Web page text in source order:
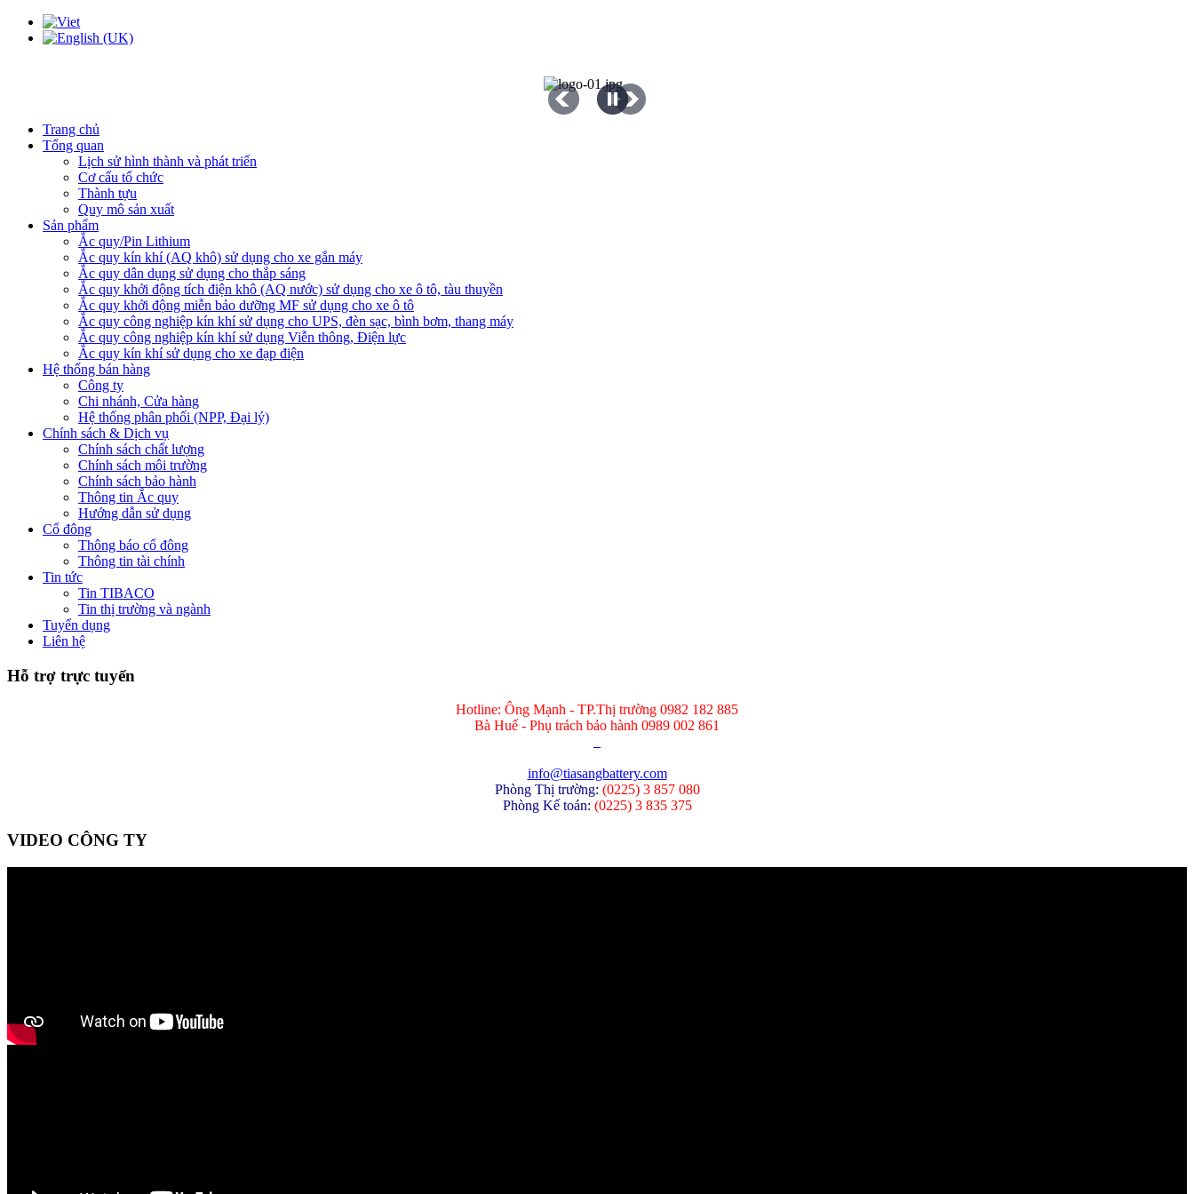
Trang chủ
Tổng quan
Lịch sử hình thành và phát triển
Cơ cấu tổ chức
Thành tựu
Quy mô sản xuất
Sản phẩm
Ắc quy/Pin Lithium
Ắc quy kín khí (AQ khô) sử dụng cho xe gắn máy
Ắc quy dân dụng sử dụng cho thắp sáng
Ắc quy khởi động tích điện khô (AQ nước) sử dụng cho xe ô tô, tàu thuyền
Ắc quy khởi động miễn bảo dưỡng MF sử dụng cho xe ô tô
Ắc quy công nghiệp kín khí sử dụng cho UPS, đèn sạc, bình bơm, thang máy
Ắc quy công nghiệp kín khí sử dụng Viễn thông, Điện lực
Ắc quy kín khí sử dụng cho xe đạp điện
Hệ thống bán hàng
Công ty
Chi nhánh, Cửa hàng
Hệ thống phân phối (NPP, Đại lý)
Chính sách & Dịch vụ
Chính sách chất lượng
Chính sách môi trường
Chính sách bảo hành
Thông tin Ắc quy
Hướng dẫn sử dụng
Cổ đông
Thông báo cổ đông
Thông tin tài chính
Tin tức
Tin TIBACO
Tin thị trường và ngành
Tuyển dụng
Liên hệ
Hỗ trợ trực tuyến
Hotline: Ông Mạnh - TP.Thị trường 0982 182 885
Bà Huế - Phụ trách bảo hành 0989 002 861
info@tiasangbattery.com
Phòng Thị trường: (0225) 3 857 080
Phòng Kế toán: (0225) 3 835 375
VIDEO CÔNG TY